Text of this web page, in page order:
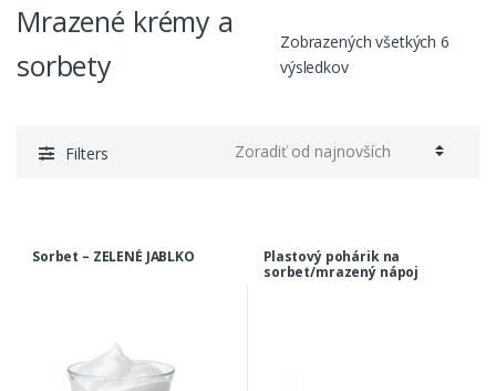
Mrazené krémy a
sorbety
Zobrazených všetkých 6
výsledkov
Filters
Sorbet – ZELENÉ JABLKO
Plastový pohárik na
sorbet/mrazený nápoj